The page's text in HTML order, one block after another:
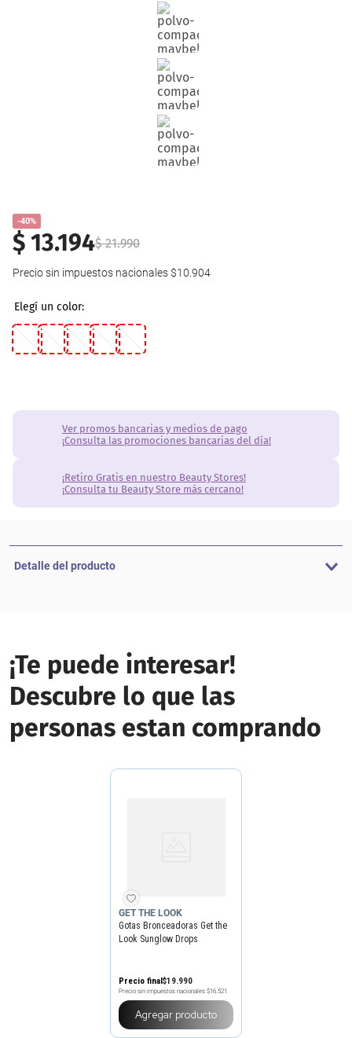
-40%
$13.194$ 21.990
Precio sin impuestos nacionales $10.904
Ver promos bancarias y medios de pago
¡Consulta las promociones bancarias del día!
¡Retiro Gratis en nuestro Beauty Stores!
¡Consulta tu Beauty Store más cercano!
Detalle del producto
¡Te puede interesar!
Descubre lo que las
personas estan comprando
GET THE LOOK
Gotas Bronceadoras Get the
Look Sunglow Drops
Precio final$19.990
Precio sin impuestos nacionales $16.521
Agregar producto